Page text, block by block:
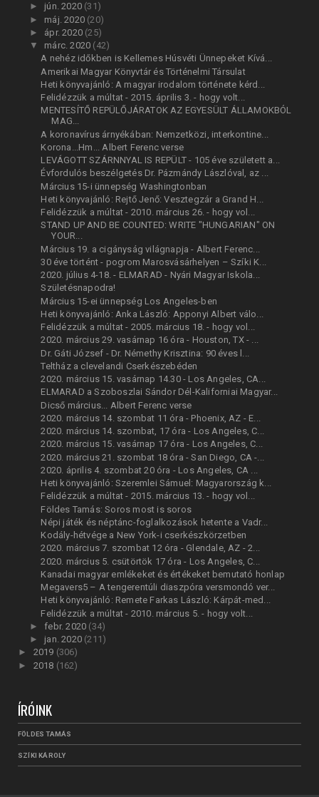
► jún. 2020 (31)
► máj. 2020 (20)
► ápr. 2020 (25)
▼ márc. 2020 (42)
A nehéz időkben is Kellemes Húsvéti Ünnepeket Kívá...
Amerikai Magyar Könyvtár és Történelmi Társulat
Heti könyvajánló: A magyar irodalom története kérd...
Felidézzük a múltat - 2015. április 3. - hogy volt...
MENTESÍTŐ REPÜLŐJÁRATOK AZ EGYESÜLT ÁLLAMOKBÓL
MAG...
A koronavírus árnyékában: Nemzetközi, interkontine...
Korona...Hm... Albert Ferenc verse
LEVÁGOTT SZÁRNNYAL IS REPÜLT - 105 éve született a...
Évfordulós beszélgetés Dr. Pázmándy Lászlóval, az ...
Március 15-i ünnepség Washingtonban
Heti könyvajánló: Rejtő Jenő: Vesztegzár a Grand H...
Felidézzük a múltat - 2010. március 26. - hogy vol...
STAND UP AND BE COUNTED: WRITE "HUNGARIAN" ON
YOUR...
Március 19. a cigányság világnapja - Albert Ferenc...
30 éve történt - pogrom Marosvásárhelyen – Szíki K...
2020. július 4-18. - ELMARAD - Nyári Magyar Iskola...
Születésnapodra!
Március 15-ei ünnepség Los Angeles-ben
Heti könyvajánló: Anka László: Apponyi Albert válo...
Felidézzük a múltat - 2005. március 18. - hogy vol...
2020. március 29. vasárnap 16 óra - Houston, TX - ...
Dr. Gáti József - Dr. Némethy Krisztina: 90 éves l...
Teltház a clevelandi Cserkészebéden
2020. március 15. vasárnap 14.30 - Los Angeles, CA...
ELMARAD a Szoboszlai Sándor Dél-Kaliforniai Magyar...
Dicső március... Albert Ferenc verse
2020. március 14. szombat 11 óra - Phoenix, AZ - E...
2020. március 14. szombat, 17 óra - Los Angeles, C...
2020. március 15. vasárnap 17 óra - Los Angeles, C...
2020. március 21. szombat 18 óra - San Diego, CA -...
2020. április 4. szombat 20 óra - Los Angeles, CA ...
Heti könyvajánló: Szeremlei Sámuel: Magyarország k...
Felidézzük a múltat - 2015. március 13. - hogy vol...
Földes Tamás: Soros most is soros
Népi játék és néptánc-foglalkozások hetente a Vadr...
Kodály-hétvége a New York-i cserkészkörzetben
2020. március 7. szombat 12 óra - Glendale, AZ - 2...
2020. március 5. csütörtök 17 óra - Los Angeles, C...
Kanadai magyar emlékeket és értékeket bemutató honlap
Megavers5 – A tengerentúli diaszpóra versmondó ver...
Heti könyvajánló: Remete Farkas László: Kárpát-med...
Felidézzük a múltat - 2010. március 5. - hogy volt...
►febr. 2020 (34)
► jan. 2020 (211)
► 2019 (306)
► 2018 (162)
ÍRÓINK
FÖLDES TAMÁS
SZÍKI KÁROLY